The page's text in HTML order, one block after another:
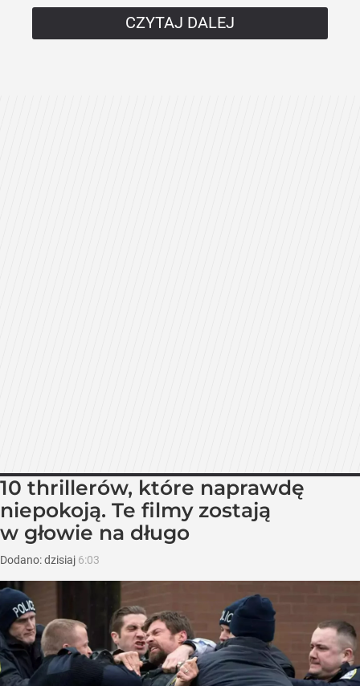
CZYTAJ DALEJ
10 thrillerów, które naprawdę
niepokoją. Te filmy zostają
w głowie na długo
Dodano:dzisiaj 6:03